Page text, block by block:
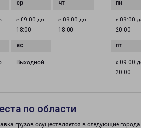
с 09:00 до
18:00
с 09:00 до
18:00
Выходной
с 09:00
20:00
с 09:00
20:00
по области
грузов осуществляется в следующие города: